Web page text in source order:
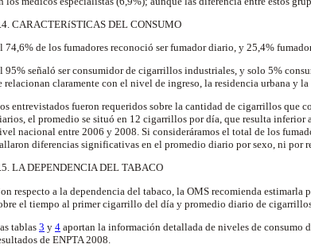
CARACTERíSTICAS DEL CONSUMO
74,6% de los fumadores reconoció ser fumador diario, y 25,4%
95% señaló ser consumidor de cigarrillos industriales, y solo 5%
relacionan claramente con el nivel de ingreso, la residencia urbana y
entrevistados fueron requeridos sobre la cantidad de cigarrillos que
el promedio se situó en 12 cigarrillos por día, que resulta
nacional entre 2006 y 2008. Si consideráramos el total de los
diferencias significativas en el promedio diario por sexo, ni por
LA DEPENDENCIA DEL TABACO
respecto a la dependencia del tabaco, la OMS recomienda
el tiempo al primer cigarrillo del día y promedio diario de
tablas 3 y 4 aportan la información detallada de niveles de
de ENPTA 2008.